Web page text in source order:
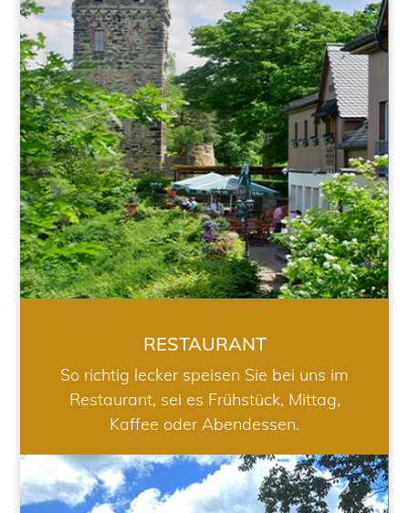
RESTAURANT
RESTAURANT
So richtig lecker speisen Sie bei uns im
Restaurant, sei es Frühstück, Mittag,
Kaffee oder Abendessen.